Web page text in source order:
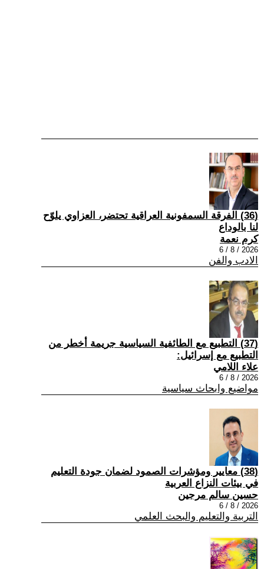
(36) الفرقة السمفونية العراقية تحتضر، العزاوي يلوّح
لنا بالوداع
كرم نعمة
2026 / 8 / 6
الادب والفن
(37) التطبيع مع الطائفية السياسية جريمة أخطر من
التطبيع مع إسرائيل:
علاء اللامي
2026 / 8 / 6
مواضيع وابحاث سياسية
(38) معايير ومؤشرات الصمود لضمان جودة التعليم
في بيئات النزاع العربية
حسين سالم مرجين
2026 / 8 / 6
التربية والتعليم والبحث العلمي